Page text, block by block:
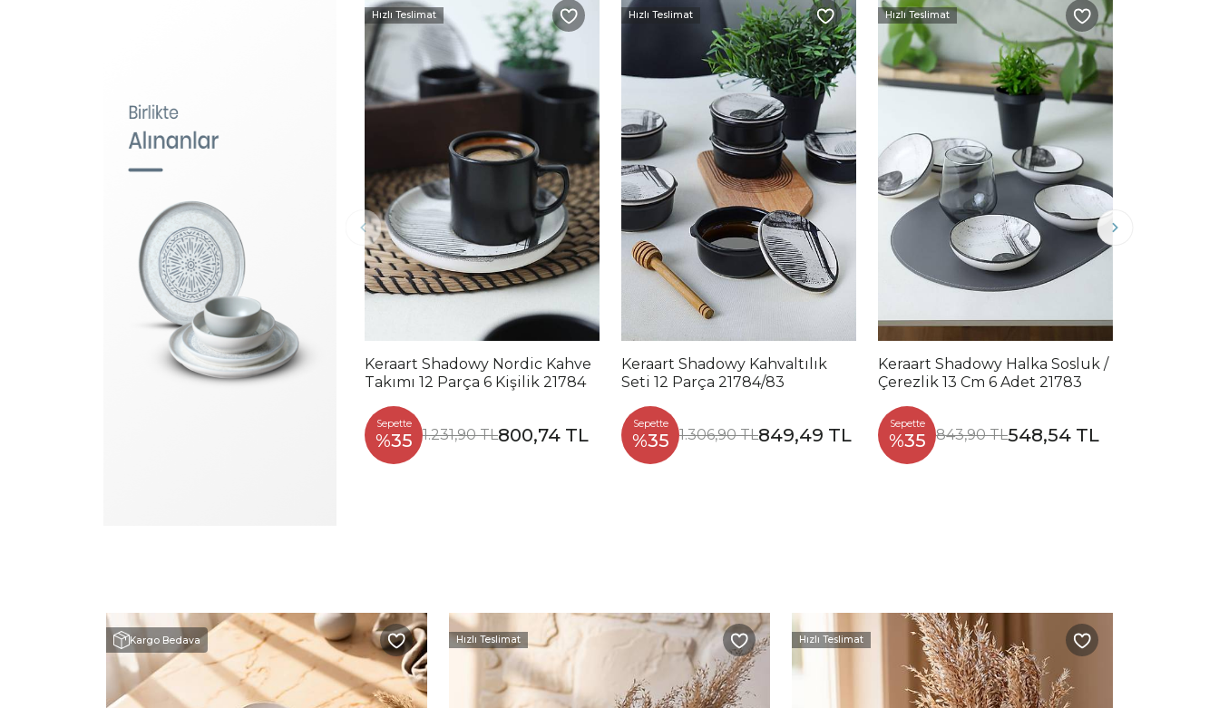
Hızlı Teslimat
Keraart Shadowy Nordic Kahve
Takımı 12 Parça 6 Kişilik 21784
Sepette
%35 1.231,90 TL800,74 TL
Hızlı Teslimat
Keraart Shadowy Kahvaltılık
Seti 12 Parça 21784/83
Sepette
%35 1.306,90 TL849,49 TL
Hızlı Teslimat
Keraart Shadowy Halka Sosluk /
Çerezlik 13 Cm 6 Adet 21783
Sepette
%35 843,90 TL548,54 TL
Kargo Bedava Hızlı Teslimat Hızlı Teslimat